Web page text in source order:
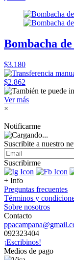
Bombacha
$3.180
$2.862
Ver más
×
Notificarme
Suscribite a nuestro
Suscribirme
+ Info
Preguntas frecuentes
Términos y
Sobre nosotros
Contacto
092323404
¡Escribinos!
Medios de pago